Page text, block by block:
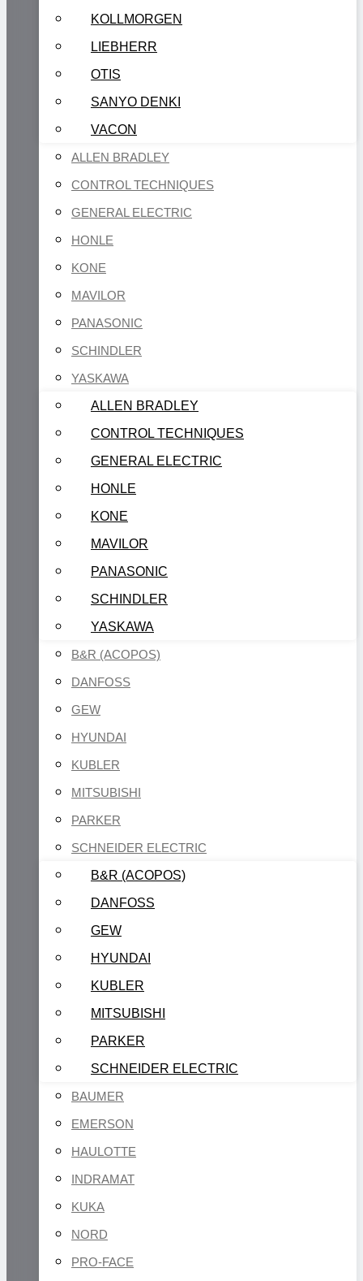
KOLLMORGEN
LIEBHERR
OTIS
SANYO DENKI
VACON
ALLEN BRADLEY
CONTROL TECHNIQUES
GENERAL ELECTRIC
HONLE
KONE
MAVILOR
PANASONIC
SCHINDLER
YASKAWA
ALLEN BRADLEY
CONTROL TECHNIQUES
GENERAL ELECTRIC
HONLE
KONE
MAVILOR
PANASONIC
SCHINDLER
YASKAWA
B&R (ACOPOS)
DANFOSS
GEW
HYUNDAI
KUBLER
MITSUBISHI
PARKER
SCHNEIDER ELECTRIC
B&R (ACOPOS)
DANFOSS
GEW
HYUNDAI
KUBLER
MITSUBISHI
PARKER
SCHNEIDER ELECTRIC
BAUMER
EMERSON
HAULOTTE
INDRAMAT
KUKA
NORD
PRO-FACE